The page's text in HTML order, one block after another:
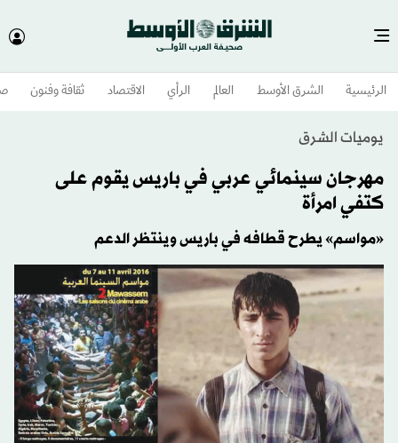
الرئيسية الشرق الأوسط​ العالم الرأي الاقتصاد ثقافة وفنون
يوميات الشرق
مهرجان سينمائي عربي في باريس يقوم على
كتفي امرأة
«مواسم» يطرح قطافه في باريس وينتظر الدعم